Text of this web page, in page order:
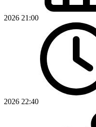
2026 21:00
2026 22:40